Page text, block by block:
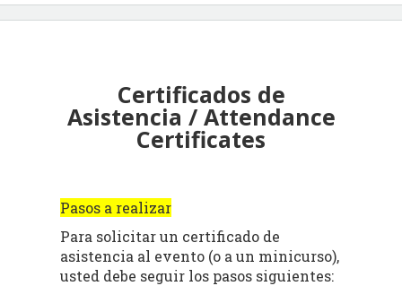
Certificados de
Asistencia / Attendance
Certificates
Pasos a realizar
Para solicitar un certificado de
asistencia al evento (o a un minicurso),
usted debe seguir los pasos siguientes: